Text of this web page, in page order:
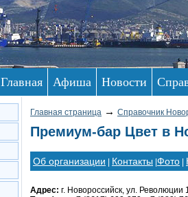
Главная Афиша Новости
Главная страница → Справочник
Премиум-бар Цвет в
Об организации Контакты Фото
Адрес: г. Новороссийск, ул. Революции